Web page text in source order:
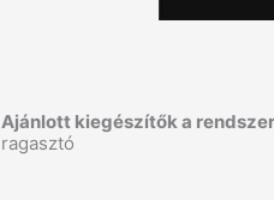
Ajánlott kiegészítők a
ragasztó